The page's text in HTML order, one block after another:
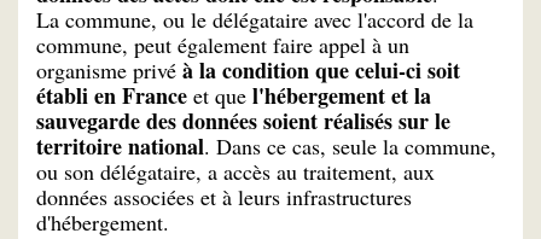
La commune, ou le délégataire avec l'accord de la
commune, peut également faire appel à un
organisme privé à la condition que celui-ci soit
établi en France et que l'hébergement et la
sauvegarde des données soient réalisés sur le
territoire national. Dans ce cas, seule la commune,
ou son délégataire, a accès au traitement, aux
données associées et à leurs infrastructures
d'hébergement.